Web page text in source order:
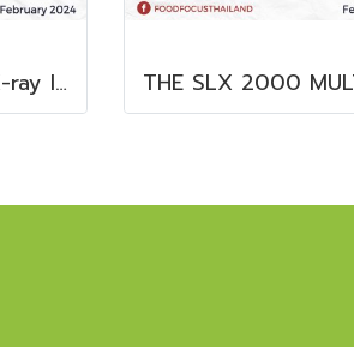
X35 Series DXD+ X-ray Inspection System